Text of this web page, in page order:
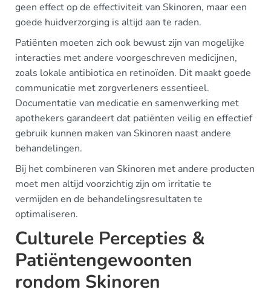
geen effect op de effectiviteit van Skinoren, maar een
goede huidverzorging is altijd aan te raden.
Patiënten moeten zich ook bewust zijn van mogelijke
interacties met andere voorgeschreven medicijnen,
zoals lokale antibiotica en retinoïden. Dit maakt goede
communicatie met zorgverleners essentieel.
Documentatie van medicatie en samenwerking met
apothekers garandeert dat patiënten veilig en effectief
gebruik kunnen maken van Skinoren naast andere
behandelingen.
Bij het combineren van Skinoren met andere producten
moet men altijd voorzichtig zijn om irritatie te
vermijden en de behandelingsresultaten te
optimaliseren.
Culturele Percepties &
Patiëntengewoonten
rondom Skinoren